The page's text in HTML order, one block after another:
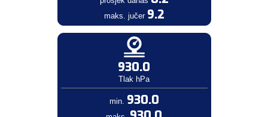
maks. jučer 9.2
930.0
Tlak hPa
min. 930.0